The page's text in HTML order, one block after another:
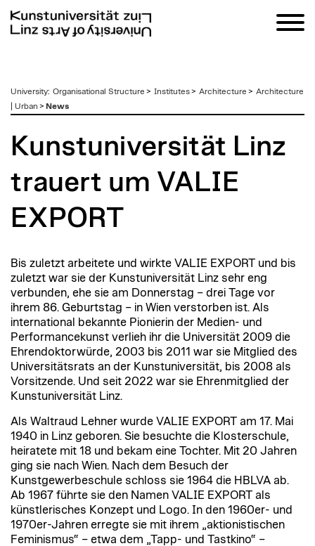
zum
Inhalt
University: Organisational Structure > Institutes> Architecture > Architecture
| Urban > News
Kunstuniversität Linz
trauert um VALIE
EXPORT
Bis zuletzt arbeitete und wirkte VALIE EXPORT und bis
zuletzt war sie der Kunstuniversität Linz sehr eng
verbunden, ehe sie am Donnerstag – drei Tage vor
ihrem 86. Geburtstag – in Wien verstorben ist. Als
international bekannte Pionierin der Medien- und
Performancekunst verlieh ihr die Universität 2009 die
Ehrendoktorwürde, 2003 bis 2011 war sie Mitglied des
Universitätsrats an der Kunstuniversität, bis 2008 als
Vorsitzende. Und seit 2022 war sie Ehrenmitglied der
Kunstuniversität Linz.
Als Waltraud Lehner wurde VALIE EXPORT am 17. Mai
1940 in Linz geboren. Sie besuchte die Klosterschule,
heiratete mit 18 und bekam eine Tochter. Mit 20 Jahren
ging sie nach Wien. Nach dem Besuch der
Kunstgewerbeschule schloss sie 1964 die HBLVA ab.
Ab 1967 führte sie den Namen VALIE EXPORT als
künstlerisches Konzept und Logo. In den 1960er- und
1970er-Jahren erregte sie mit ihrem „aktionistischen
Feminismus“ – etwa dem „Tapp- und Tastkino“ –